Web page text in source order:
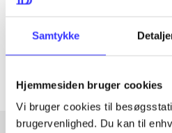
Samtykke
Hjemmesiden bruger cookies
Vi bruger cookies til
brugervenlighed. Du kan til
Artiklerne i handler ofte om